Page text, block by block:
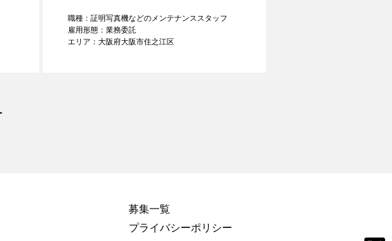
職種：証明写真機などのメンテナンススタッフ
雇用形態：業務委託
エリア：大阪府大阪市住之江区
募集一覧
プライバシーポリシー